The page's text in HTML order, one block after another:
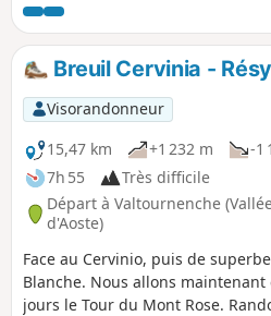
traditionnelle route "Chamonix-
Breuil Cervinia - Résy
Visorandonneur
15,47 km
+1 232 m
-1
7h 55
Très difficile
Départ à Valtournenche
d'Aoste)
Face au Cervinio, puis de
Blanche. Nous allons
jours le Tour du Mont Rose.